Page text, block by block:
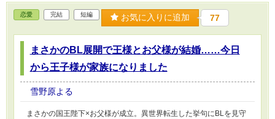
恋愛 完結 短編 お気に入りに追加 77
まさかのBL展開で王様とお父様が結婚……今日
から王子様が家族になりました
雪野原よる
まさかの国王陛下×お父様が成立。異世界転生した挙句にBLを見守